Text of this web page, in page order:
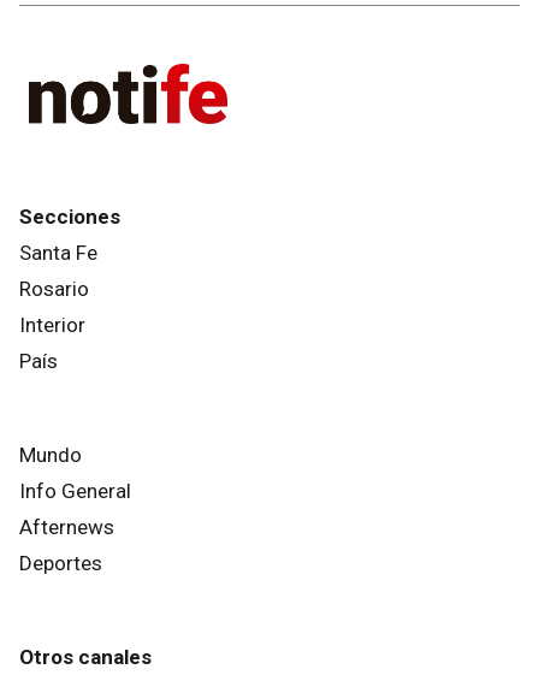
Secciones
Santa Fe
Rosario
Interior
País
Mundo
Info General
Afternews
Deportes
Otros canales